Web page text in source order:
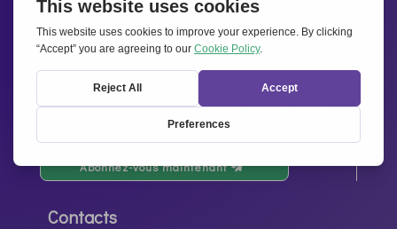
Faites un don maintenant
Newsletter
Restez au courant de toutes les dernières nouvelles
Abonnez-vous maintenant
Contacts